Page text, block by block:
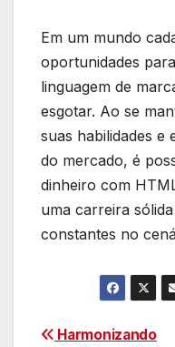
Em um mundo
oportunidades
linguagem de
esgotar. Ao se
suas habilidades e
do mercado, é
dinheiro com
uma carreira
constantes no
Harmonizando